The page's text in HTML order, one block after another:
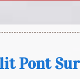
Pont